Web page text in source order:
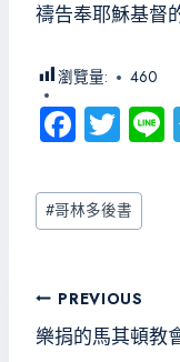
禱告奉耶穌基督
瀏覽量: 460
Fa
ce
b
o
T
wi
tt
er
Post
Tags:
#哥林多後書
文
章
PREVIOUS
樂捐的馬其頓教